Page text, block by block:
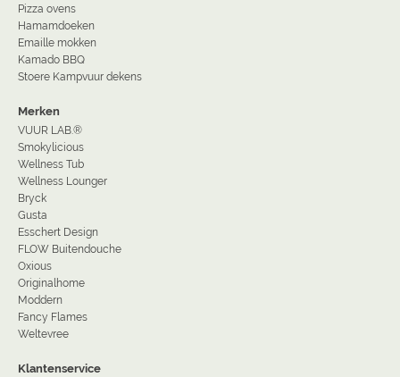
Pizza ovens
Hamamdoeken
Emaille mokken
Kamado BBQ
Stoere Kampvuur dekens
Merken
VUUR LAB.®
Smokylicious
Wellness Tub
Wellness Lounger
Bryck
Gusta
Esschert Design
FLOW Buitendouche
Oxious
Originalhome
Moddern
Fancy Flames
Weltevree
Klantenservice